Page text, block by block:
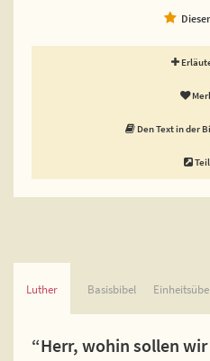
Den Text in der
Luther Basisbibel
“Herr, wohin sollen